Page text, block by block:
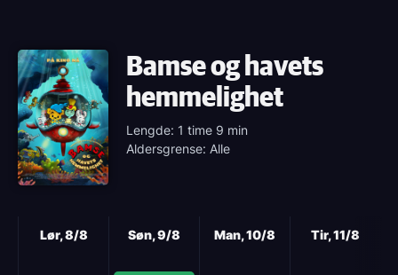
Bamse og havets
hemmelighet
Lengde: 1 time 9 min
Aldersgrense: Alle
Lør, 8/8 Søn, 9/8 Man, 10/8 Tir, 11/8